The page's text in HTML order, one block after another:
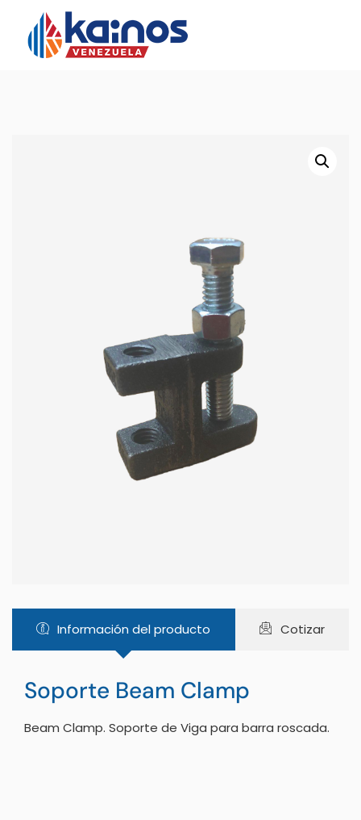
Información del producto Cotizar
Soporte Beam Clamp
Beam Clamp. Soporte de Viga para barra roscada.